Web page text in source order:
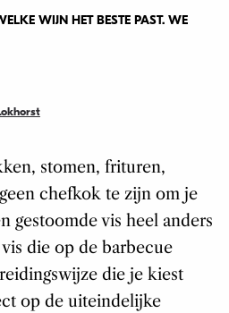
WIJN HET BESTE PAST. WE
stomen, frituren,
chefkok te zijn om je
gestoomde vis heel anders
die op de barbecue
die je kiest
op de uiteindelijke